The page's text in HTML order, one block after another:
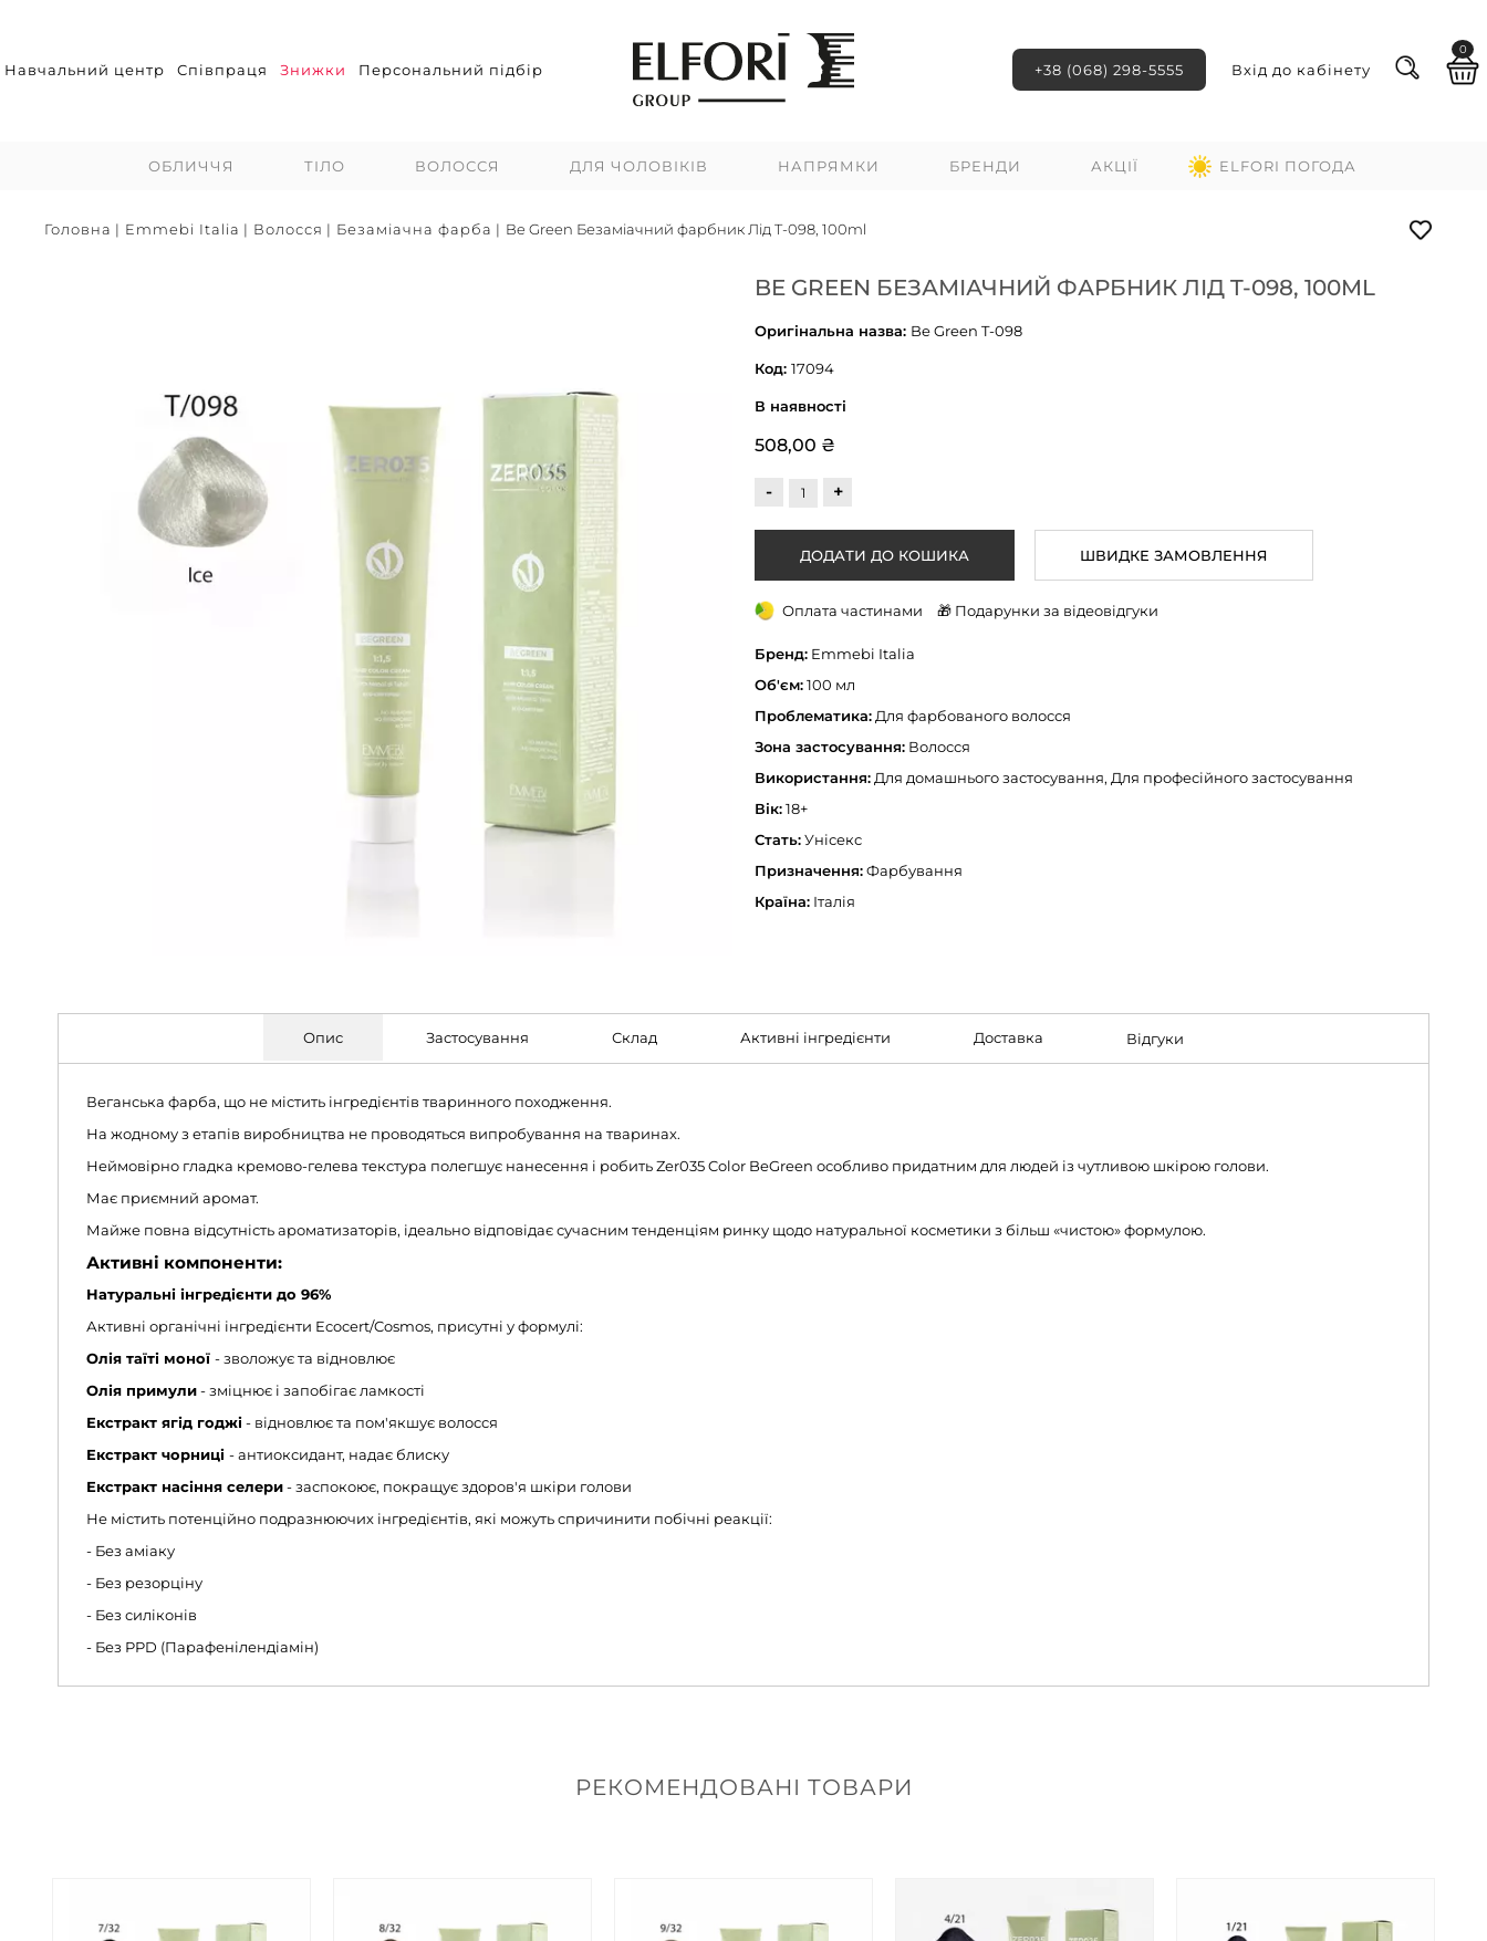
Навчальний центр Співпраця Знижки Персональний підбір +38 (068) 298-5555 Вхід до кабінету
0
ОБЛИЧЧЯ ТІЛО ВОЛОССЯ ДЛЯ ЧОЛОВІКІВ НАПРЯМКИ БРЕНДИ АКЦІЇ ELFORI ПОГОДА
Головна | Emmebi Italia | Волосся | Безаміачна фарба | Be Green Безаміачний фарбник Лід T-098, 100ml
BE GREEN БЕЗАМІАЧНИЙ ФАРБНИК ЛІД T-098, 100ML
Оригінальна назва: Be Green T-098
Код: 17094
В наявності
508,00 ₴
- +
ШВИДКЕ ЗАМОВЛЕННЯ
Оплата частинами 🎁 Подарунки за відеовідгуки
Бренд: Emmebi Italia
Об'єм:100 мл
Проблематика: Для фарбованого волосся
Зона застосування: Волосся
Використання: Для домашнього застосування, Для професійного застосування
Вік:18+
Стать:Унісекс
Призначення:Фарбування
Країна: Італія
Опис Застосування Склад Активні інгредієнти Доставка Відгуки
Веганська фарба, що не містить інгредієнтів тваринного походження.
На жодному з етапів виробництва не проводяться випробування на тваринах.
Неймовірно гладка кремово-гелева текстура полегшує нанесення і робить Zer035 Color BeGreen особливо придатним для людей із чутливою шкірою голови.
Має приємний аромат.
Майже повна відсутність ароматизаторів, ідеально відповідає сучасним тенденціям ринку щодо натуральної косметики з більш «чистою» формулою.
Активні компоненти:
Натуральні інгредієнти до 96%
Активні органічні інгредієнти Ecocert/Cosmos, присутні у формулі:
Олія таїті моної - зволожує та відновлює
Олія примули- зміцнює і запобігає ламкості
Екстракт ягід годжі- відновлює та пом'якшує волосся
Екстракт чорниці - антиоксидант, надає блиску
Екстракт насіння селери- заспокоює, покращує здоров'я шкіри голови
Не містить потенційно подразнюючих інгредієнтів, які можуть спричинити побічні реакції:
- Без аміаку
- Без резорціну
- Без силіконів
- Без PPD (Парафенілендіамін)
РЕКОМЕНДОВАНІ ТОВАРИ